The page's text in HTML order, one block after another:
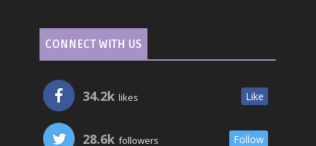
CONNECT WITH US
34.2k likes Like
28.6k followers Follow